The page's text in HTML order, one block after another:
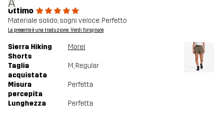
A
Ottimo
Materiale solido, sogni veloce. Perfetto
La presente è una traduzione. Verdi l'originale
Sierra Hiking
Shorts
Morel
Taglia
acquistata
M, Regular
Misura
percepita
Perfetta
Lunghezza Perfetta